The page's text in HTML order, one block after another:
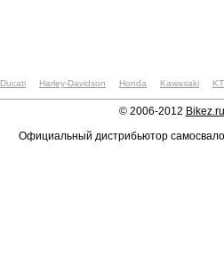
Ducati Harley-Davidson Honda Kawasaki
© 2006-2012 Bikez.ru
Официальный дистрибьютор